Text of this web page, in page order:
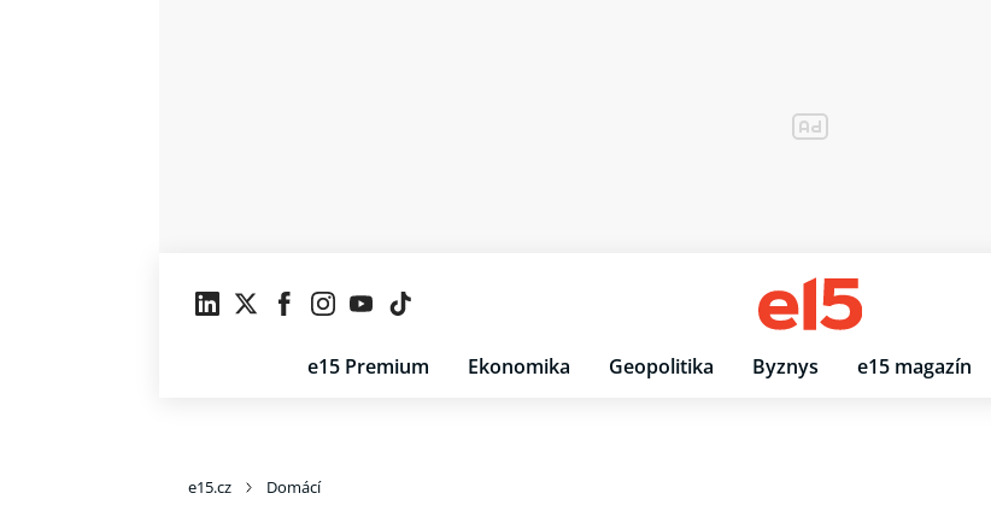
e15 Premium Ekonomika Geopolitika Byznys e15 magazín
e15.cz Domácí